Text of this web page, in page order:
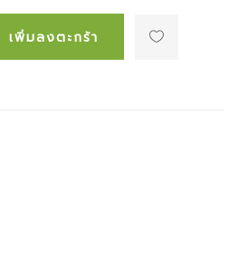
เพิ่มลงตะกร้า